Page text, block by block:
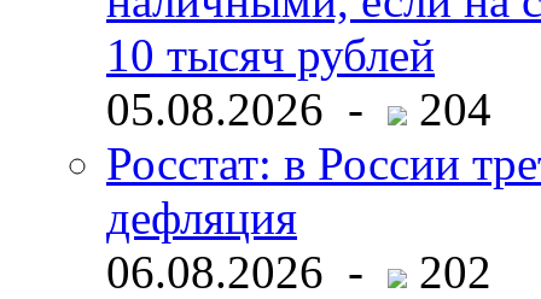
10 тысяч рублей
05.08.2026 -
204
Росстат: в России
дефляция
06.08.2026 -
202